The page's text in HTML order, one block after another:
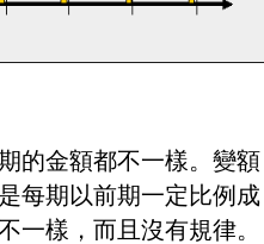
的金額都不一樣。變額
每期以前期一定比例成
一樣，而且沒有規律。